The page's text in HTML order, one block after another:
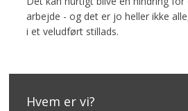
arbejde - og det er jo heller ikke
i et veludført stillads.
Hvem er vi?​